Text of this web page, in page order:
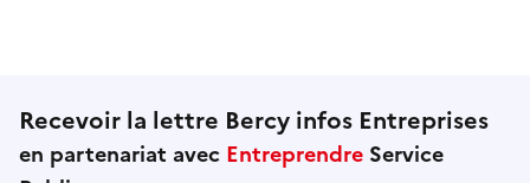
Recevoir la lettre Bercy infos Entreprises
en partenariat avec Entreprendre Service